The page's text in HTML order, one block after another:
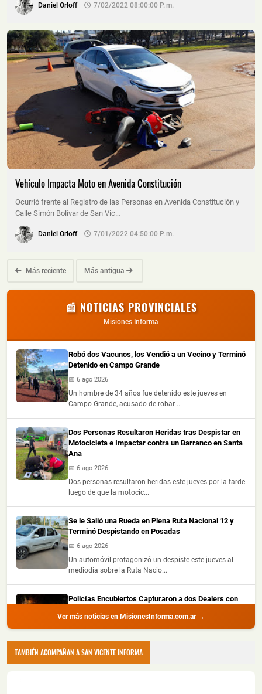
Daniel Orloff 7/02/2022 08:00:00 P. M.
Vehículo Impacta Moto en Avenida Constitución
Ocurrió frente al Registro de las Personas en Avenida Constitución y
Calle Simón Bolívar de San Vic…
Daniel Orloff 7/01/2022 04:50:00 P. M.
Más reciente Más antigua
📰 NOTICIAS PROVINCIALES
Misiones Informa
Robó dos Vacunos, los Vendió a un Vecino y Terminó
Detenido en Campo Grande
📅 6 ago 2026
Un hombre de 34 años fue detenido este jueves en
Campo Grande, acusado de robar ...
Dos Personas Resultaron Heridas tras Despistar en
Motocicleta e Impactar contra un Barranco en Santa
Ana
📅 6 ago 2026
Dos personas resultaron heridas este jueves por la tarde
luego de que la motocic...
Se le Salió una Rueda en Plena Ruta Nacional 12 y
Terminó Despistando en Posadas
📅 6 ago 2026
Un automóvil protagonizó un despiste este jueves al
mediodía sobre la Ruta Nacio...
Policías Encubiertos Capturaron a dos Dealers con
Puerto Iguazú
Dos presuntos dealers fueron demorados durante
Ver más noticias en MisionesInforma.com.ar →
TAMBIÉN ACOMPAÑAN A SAN VICENTE INFORMA